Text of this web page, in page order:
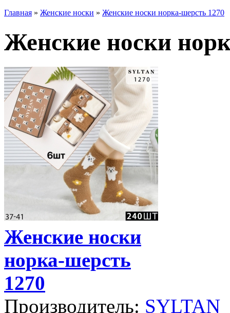
Главная » Женские носки » Женские носки норка-шерсть 1270
Женские носки
Женские носки
норка-шерсть
1270
Производитель: SYLTAN